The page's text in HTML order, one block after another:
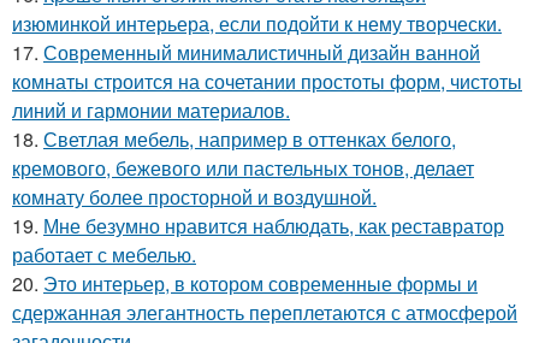
изюминкой интерьера, если подойти к нему творчески.
17. Современный минималистичный дизайн ванной
комнаты строится на сочетании простоты форм, чистоты
линий и гармонии материалов.
18. Светлая мебель, например в оттенках белого,
кремового, бежевого или пастельных тонов, делает
комнату более просторной и воздушной.
19. Мне безумно нравится наблюдать, как реставратор
работает с мебелью.
20. Это интерьер, в котором современные формы и
сдержанная элегантность переплетаются с атмосферой